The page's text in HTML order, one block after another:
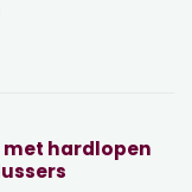
hardlopen